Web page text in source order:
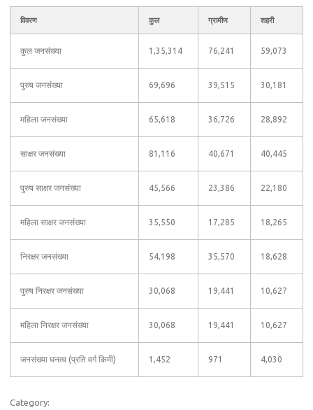
विवरण कुल ग्रामीण शहरी
कुल जनसंख्या 1,35,314 76,241 59,073
पुरुष जनसंख्या 69,696 39,515 30,181
महिला जनसंख्या 65,618 36,726 28,892
साक्षर जनसंख्या 81,116 40,671 40,445
पुरुष साक्षर जनसंख्या 45,566 23,386 22,180
महिला साक्षर जनसंख्या 35,550 17,285 18,265
निरक्षर जनसंख्या 54,198 35,570 18,628
पुरुष निरक्षर जनसंख्या 30,068 19,441 10,627
महिला निरक्षर जनसंख्या 30,068 19,441 10,627
जनसंख्या घनत्व (प्रति वर्ग किमी) 1,452 971 4,030
Category: